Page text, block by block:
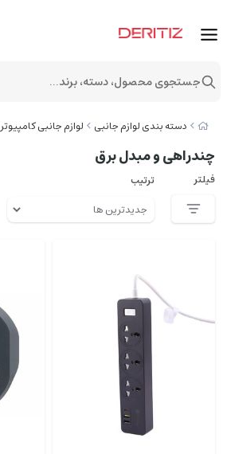
دسته بندی لوازم جانبی لوازم جانبی کامپیوتر
چندراهی و مبدل برق
فیلتر ترتیب
جستجوی محصول، دسته، برند...